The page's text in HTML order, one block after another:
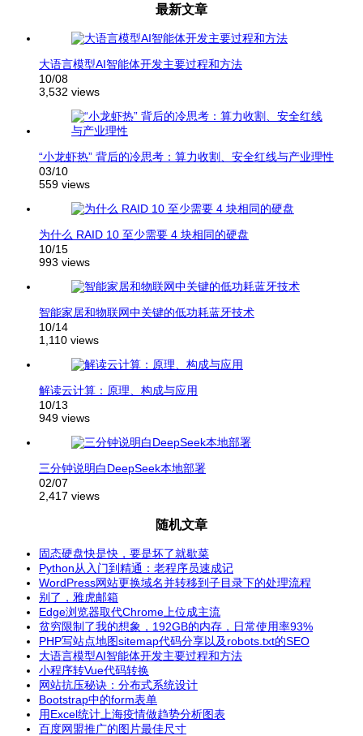
最新文章
大语言模型AI智能体开发主要过程和方法
10/08
3,532 views
“小龙虾热” 背后的冷思考：算力收割、安全红线与产业理性
03/10
559 views
为什么 RAID 10 至少需要 4 块相同的硬盘
10/15
993 views
智能家居和物联网中关键的低功耗蓝牙技术
10/14
1,110 views
解读云计算：原理、构成与应用
10/13
949 views
三分钟说明白DeepSeek本地部署
02/07
2,417 views
随机文章
固态硬盘快是快，要是坏了就歇菜
Python从入门到精通：老程序员速成记
WordPress网站更换域名并转移到子目录下的处理流程
别了，雅虎邮箱
Edge浏览器取代Chrome上位成主流
贫穷限制了我的想象，192GB的内存，日常使用率93%
PHP写站点地图sitemap代码分享以及robots.txt的SEO
大语言模型AI智能体开发主要过程和方法
小程序转Vue代码转换
网站抗压秘诀：分布式系统设计
Bootstrap中的form表单
用Excel统计上海疫情做趋势分析图表
百度网盟推广的图片最佳尺寸